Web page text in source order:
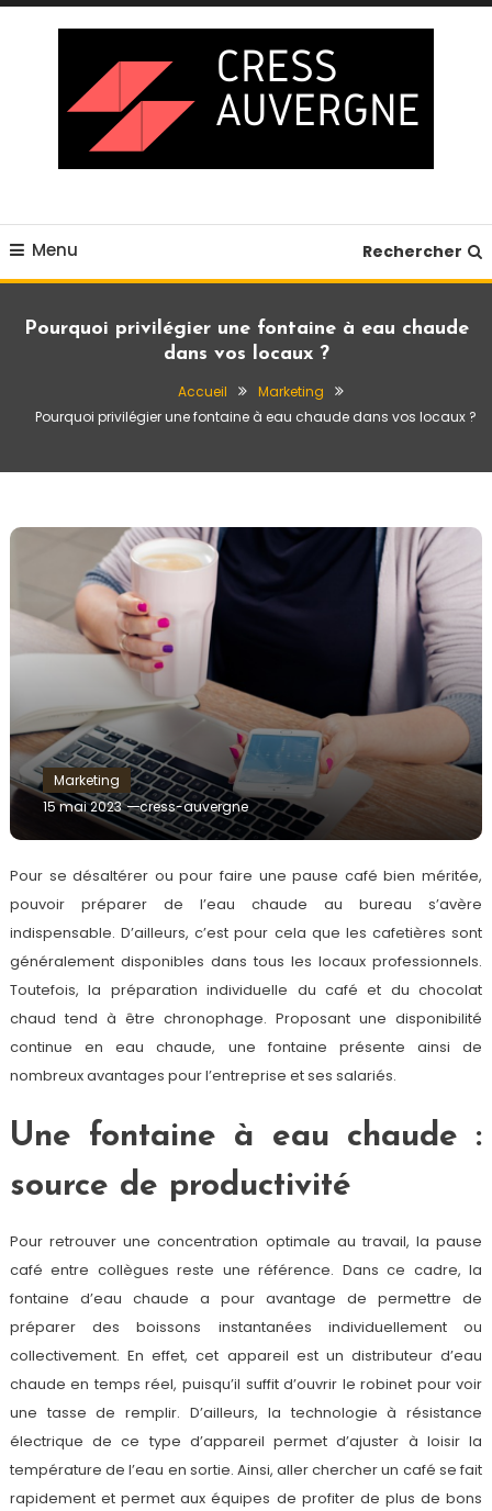
Skip
Menu Rechercher
Pourquoi privilégier une fontaine à eau chaude
dans vos locaux ?
Accueil
Marketing
Pourquoi privilégier une fontaine à eau chaude dans vos locaux ?
Marketing
15 mai 2023
cress-auvergne
Pour se désaltérer ou pour faire une pause café bien méritée,
pouvoir préparer de l’eau chaude au bureau s’avère
indispensable. D’ailleurs, c’est pour cela que les cafetières sont
généralement disponibles dans tous les locaux professionnels.
Toutefois, la préparation individuelle du café et du chocolat
chaud tend à être chronophage. Proposant une disponibilité
continue en eau chaude, une fontaine présente ainsi de
nombreux avantages pour l’entreprise et ses salariés.
Une fontaine à eau chaude :
source de productivité
Pour retrouver une concentration optimale au travail, la pause
café entre collègues reste une référence. Dans ce cadre, la
fontaine d’eau chaude a pour avantage de permettre de
préparer des boissons instantanées individuellement ou
collectivement. En effet, cet appareil est un distributeur d’eau
chaude en temps réel, puisqu’il suffit d’ouvrir le robinet pour voir
une tasse de remplir. D’ailleurs, la technologie à résistance
électrique de ce type d’appareil permet d’ajuster à loisir la
température de l’eau en sortie. Ainsi, aller chercher un café se fait
rapidement et permet aux équipes de profiter de plus de bons